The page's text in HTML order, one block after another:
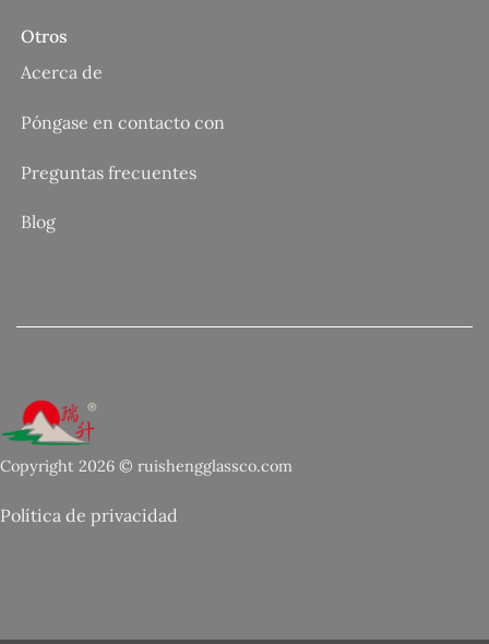
Otros
Acerca de
Póngase en contacto con
Preguntas frecuentes
Blog
Copyright 2026 © ruishengglassco.com
Política de privacidad